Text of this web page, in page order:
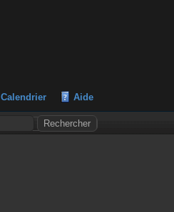
Calendrier Aide